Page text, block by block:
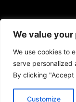
We value your
We use cookies to
serve
By clicking "Accept
Customize
AL